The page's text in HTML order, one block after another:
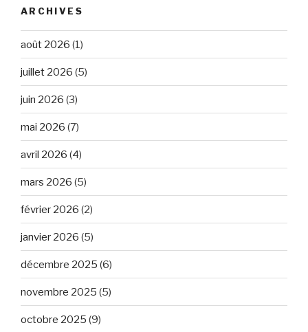
ARCHIVES
août 2026 (1)
juillet 2026 (5)
juin 2026 (3)
mai 2026 (7)
avril 2026 (4)
mars 2026 (5)
février 2026 (2)
janvier 2026 (5)
décembre 2025 (6)
novembre 2025 (5)
octobre 2025 (9)